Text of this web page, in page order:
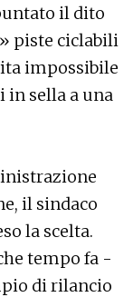
il dito
piste ciclabili
impossibile
in sella a una
il sindaco
la scelta.
tempo fa -
di rilancio